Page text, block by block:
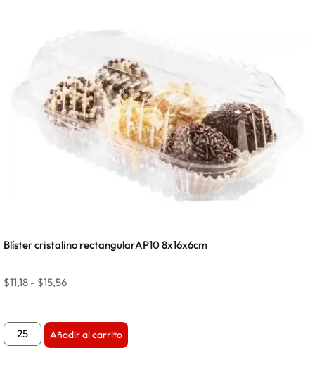
Blíster cristalino rectangularAP10 8x16x6cm
$11,18 - $15,56
Añadir al carrito